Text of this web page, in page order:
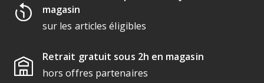
magasin
sur les articles éligibles
Retrait gratuit sous 2h en magasin
hors offres partenaires